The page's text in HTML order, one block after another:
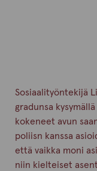
Sosiaalityöntekijä
gradunsa
kokeneet avun
poliisn kanssa
että vaikka moni
niin kielteiset